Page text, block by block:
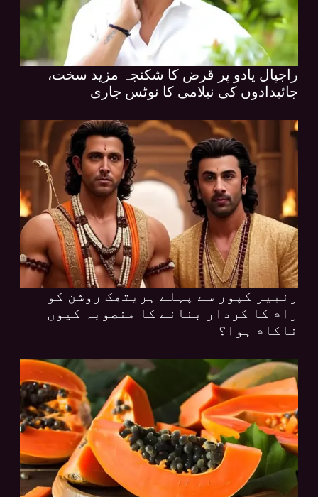
راجپال یادو پر قرض کا شکنجہ مزید سخت،
جائیدادوں کی نیلامی کا نوٹس جاری
رنبیر کپور سے پہلے ہریتھک روشن کو
رام کا کردار بنانے کا منصوبہ کیوں
ناکام ہوا؟